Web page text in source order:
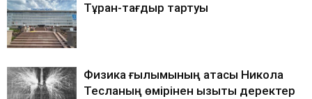
Тұран-тағдыр тартуы
Физика ғылымының атасы Никола
Тесланың өмірінен қызықты деректер